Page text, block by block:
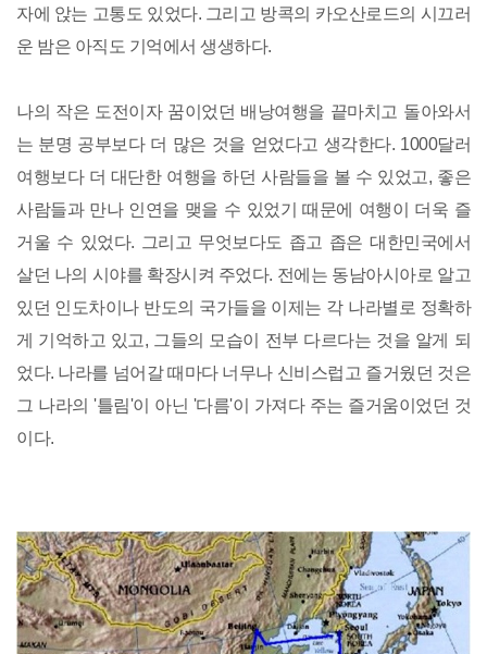
자에 앉는 고통도 있었다. 그리고 방콕의 카오산로드의 시끄러
운 밤은 아직도 기억에서 생생하다.
나의 작은 도전이자 꿈이었던 배낭여행을 끝마치고 돌아와서
는 분명 공부보다 더 많은 것을 얻었다고 생각한다. 1000달러
여행보다 더 대단한 여행을 하던 사람들을 볼 수 있었고, 좋은
사람들과 만나 인연을 맺을 수 있었기 때문에 여행이 더욱 즐
거울 수 있었다. 그리고 무엇보다도 좁고 좁은 대한민국에서
살던 나의 시야를 확장시켜 주었다. 전에는 동남아시아로 알고
있던 인도차이나 반도의 국가들을 이제는 각 나라별로 정확하
게 기억하고 있고, 그들의 모습이 전부 다르다는 것을 알게 되
었다. 나라를 넘어갈 때마다 너무나 신비스럽고 즐거웠던 것은
그 나라의 '틀림'이 아닌 '다름'이 가져다 주는 즐거움이었던 것
이다.